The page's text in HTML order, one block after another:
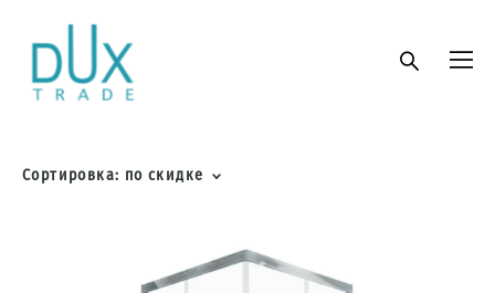
Сортировка: по скидке